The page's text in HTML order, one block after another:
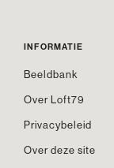
INFORMATIE
Beeldbank
Over Loft79
Privacybeleid
Over deze site